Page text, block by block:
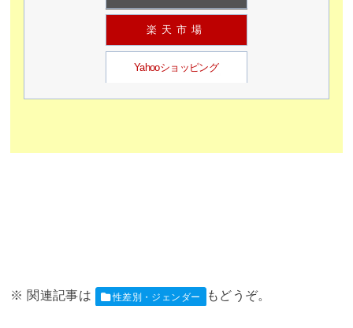
楽天市場
Yahooショッピング
性差別・ジェンダー